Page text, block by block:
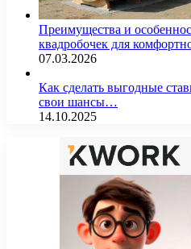
Преимущества и
квадробочек для
07.03.2026
Как сделать выгодные
свои шансы…
14.10.2025